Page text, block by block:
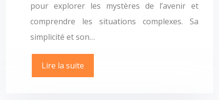
pour explorer les mystères de l’avenir et
comprendre les situations complexes. Sa
simplicité et son…
Lire la suite